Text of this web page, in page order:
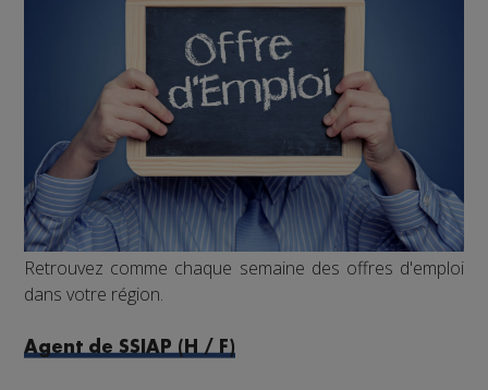
Retrouvez comme chaque semaine des offres d'emploi
dans votre région.
Agent de SSIAP (H / F)